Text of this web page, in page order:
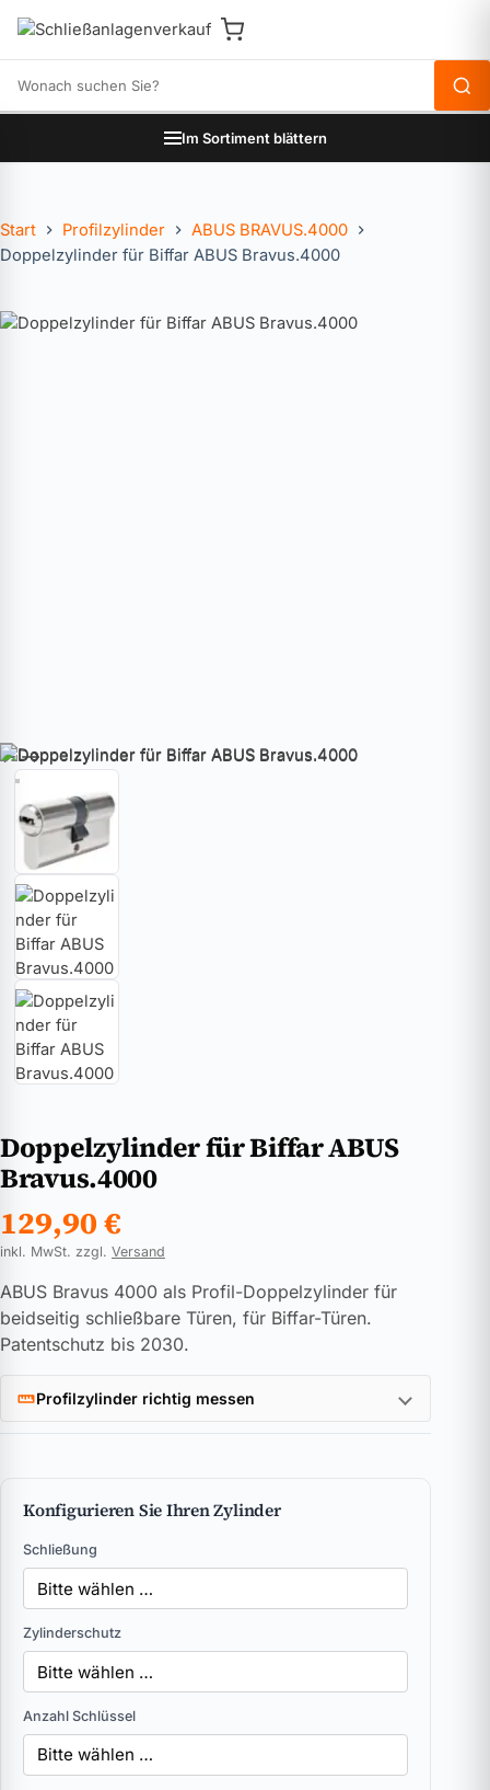
Im Sortiment blättern
Start Profilzylinder
ABUS BRAVUS.4000
Doppelzylinder für Biffar ABUS Bravus.4000
Doppelzylinder für Biffar ABUS
Bravus.4000
129,90€
inkl. MwSt. zzgl. Versand
ABUS Bravus 4000 als Profil-Doppelzylinder für
beidseitig schließbare Türen, für Biffar-Türen.
Patentschutz bis 2030.
Profilzylinder richtig messen
Konfigurieren Sie Ihren Zylinder
Schließung
Zylinderschutz
Anzahl Schlüssel